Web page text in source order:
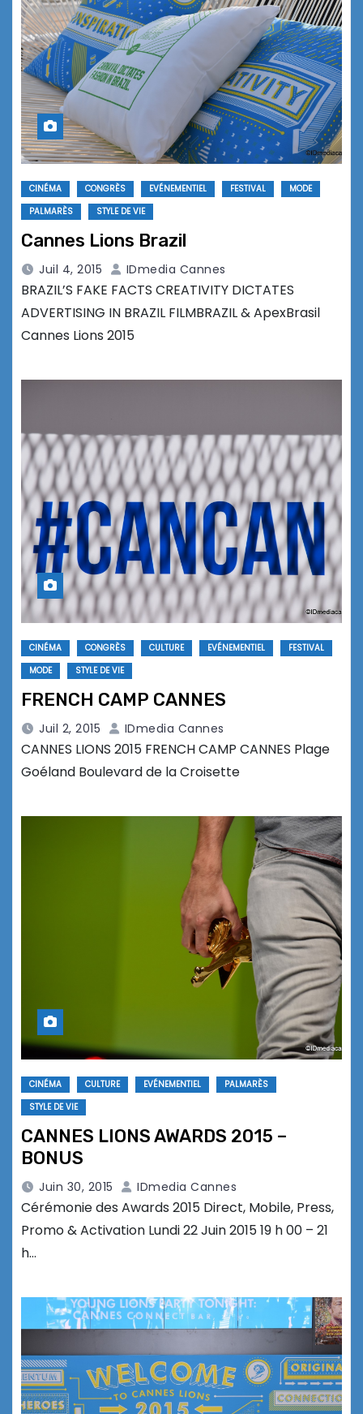
CINÉMA CONGRÈS EVÉNEMENTIEL FESTIVAL
MODE
PALMARÈS
STYLE DE VIE
Cannes Lions Brazil
Juil 4, 2015 IDmedia Cannes
BRAZIL’S FAKE FACTS CREATIVITY DICTATES
ADVERTISING IN BRAZIL FILMBRAZIL & ApexBrasil
Cannes Lions 2015
CINÉMA CONGRÈS CULTURE EVÉNEMENTIEL
FESTIVAL
MODE
STYLE DE VIE
FRENCH CAMP CANNES
Juil 2, 2015 IDmedia Cannes
CANNES LIONS 2015 FRENCH CAMP CANNES Plage
Goéland Boulevard de la Croisette
CINÉMA CULTURE EVÉNEMENTIEL
PALMARÈS
STYLE DE VIE
CANNES LIONS AWARDS 2015 –
BONUS
Juin 30, 2015 IDmedia Cannes
Cérémonie des Awards 2015 Direct, Mobile, Press,
Promo & Activation Lundi 22 Juin 2015 19 h 00 – 21
h…